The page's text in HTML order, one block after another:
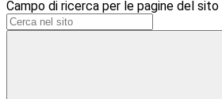
Campo di ricerca per le pagine del sito